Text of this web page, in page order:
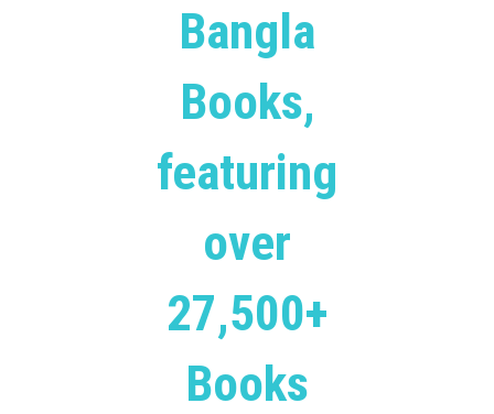
Bangla
Books,
featuring
over
27,500+
Books